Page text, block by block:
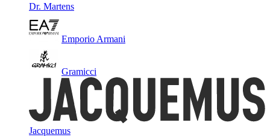
Dr. Martens
Emporio Armani
Gramicci
Jacquemus